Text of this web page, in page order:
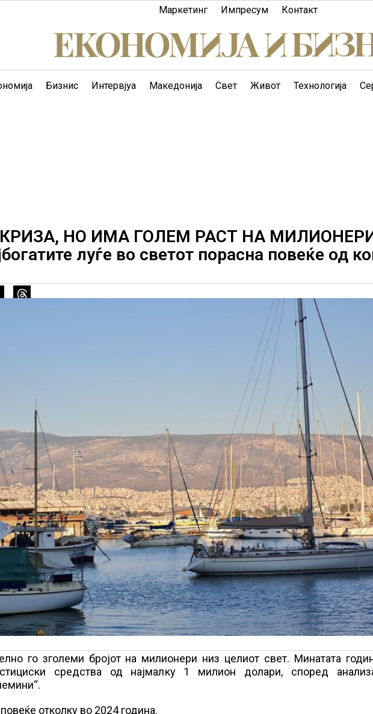
Маркетинг Импресум Контакт
Бизнис Интервјуа Македонија Свет Живот Технологија
НО ИМА ГОЛЕМ РАСТ НА
луѓе во светот порасна повеќе од
го зголеми бројот на милионери низ целиот свет. Минатата
средства од најмалку 1 милион долари, според
отколку во 2024 година.